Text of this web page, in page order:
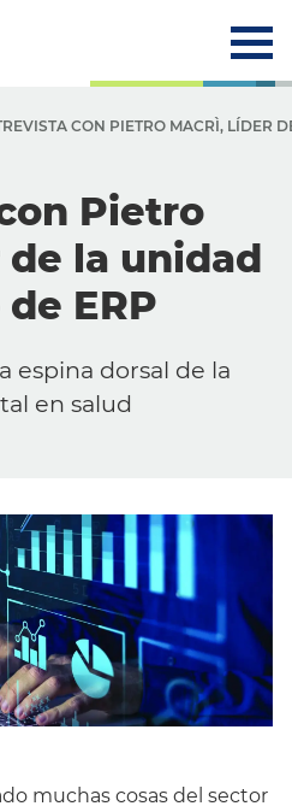
CON PIETRO MACRÌ, LÍDER
Pietro
la unidad
ERP
espina dorsal de la
en salud
muchas cosas del sector